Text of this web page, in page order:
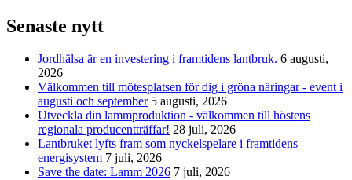
Senaste nytt
Jordhälsa är en investering i framtidens lantbruk. 6 augusti,
2026
Välkommen till mötesplatsen för dig i gröna näringar - event i
augusti och september 5 augusti, 2026
Utveckla din lammproduktion - välkommen till höstens
regionala producentträffar! 28 juli, 2026
Lantbruket lyfts fram som nyckelspelare i framtidens
energisystem 7 juli, 2026
Save the date: Lamm 2026 7 juli, 2026